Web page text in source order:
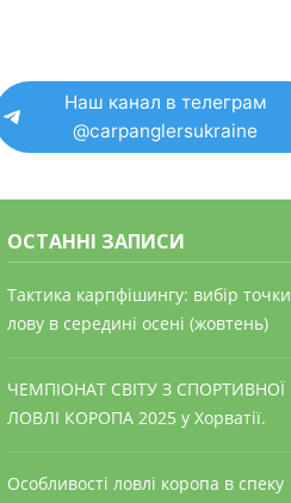
Наш канал в телеграм
@carpanglersukraine
ОСТАННІ ЗАПИСИ
Тактика карпфішингу: вибір точки
лову в середині осені (жовтень)
ЧЕМПІОНАТ СВІТУ З СПОРТИВНОЇ
ЛОВЛІ КОРОПА 2025 у Хорватії.
Особливості ловлі коропа в спеку